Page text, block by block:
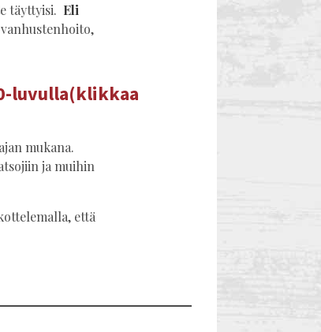
täyttyisi. Eli
luvulla(klikkaa
mukana.
ja muihin
että